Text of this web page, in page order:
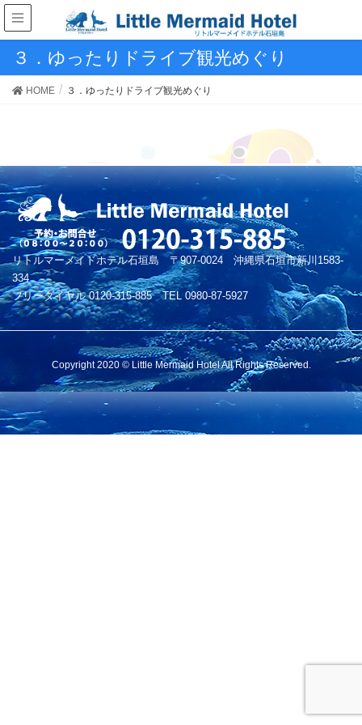
３．ゆったりドライブ観光めぐり
HOME ３．ゆったりドライブ観光めぐり
リトルマーメイドホテル石垣島 〒907-0024 沖縄県石垣市新川1583-
334
フリーダイヤル 0120-315-885 TEL 0980-87-5927
Copyright 2020 © Little Mermaid Hotel All Rights Reserved.